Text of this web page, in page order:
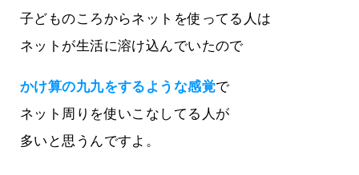
子どものころからネットを使ってる人は
ネットが生活に溶け込んでいたので
かけ算の九九をするような感覚で
ネット周りを使いこなしてる人が
多いと思うんですよ。